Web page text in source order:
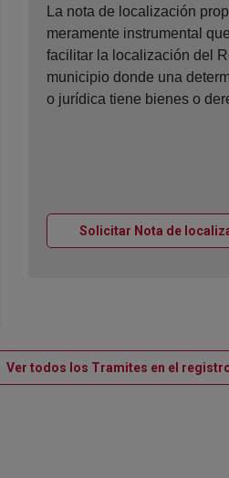
La nota de localización
meramente instrumental
facilitar la localización del
municipio donde una
o jurídica tiene bienes o
Solicitar Nota de
Ver todos los Tramites en el